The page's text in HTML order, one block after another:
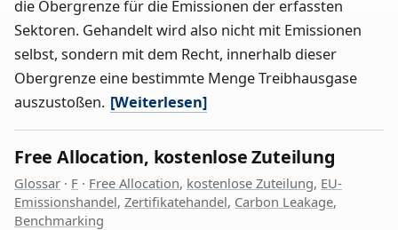
die Obergrenze für die Emissionen der erfassten
Sektoren. Gehandelt wird also nicht mit Emissionen
selbst, sondern mit dem Recht, innerhalb dieser
Obergrenze eine bestimmte Menge Treibhausgase
auszustoßen. [Weiterlesen]
Free Allocation, kostenlose Zuteilung
Glossar · F · Free Allocation, kostenlose Zuteilung, EU-
Emissionshandel, Zertifikatehandel, Carbon Leakage,
Benchmarking